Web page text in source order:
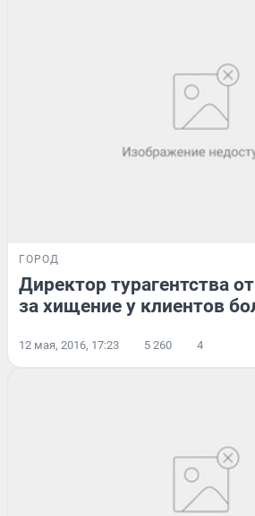
ГОРОД
Директор турагентства
за хищение у клиентов
12 мая, 2016, 17:23 5 260 4